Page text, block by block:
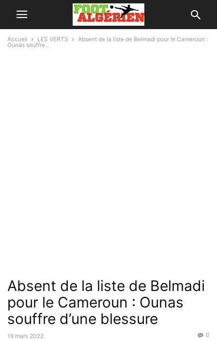
Accueil LES VERTS
Absent de la liste de Belmadi pour le Cameroun :
Ounas souffre...
Absent de la liste de Belmadi
pour le Cameroun : Ounas
souffre d’une blessure
19 mars 2022 0